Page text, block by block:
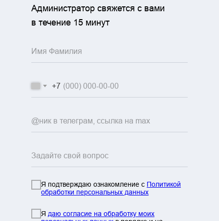
Администратор свяжется с вами
в течение 15 минут
+7
Я подтверждаю ознакомление с Политикой
обработки персональных данных
Я даю согласие на обработку моих
info@mountainportal.ru